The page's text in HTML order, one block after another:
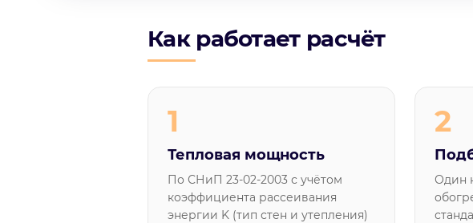
Как работает расчёт
1
Тепловая мощность
По СНиП 23-02-2003 с учётом
коэффициента рассеивания
энергии K (тип стен и утепления)
2
Один